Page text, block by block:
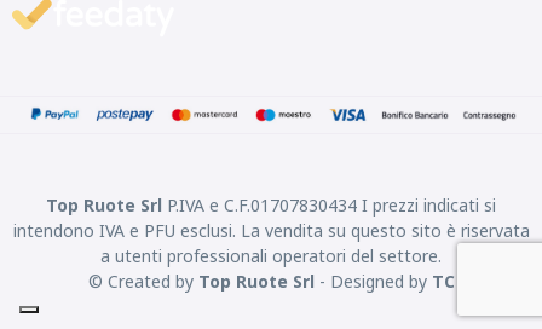
Top Ruote Srl P.IVA e C.F.01707830434 I prezzi indicati si
intendono IVA e PFU esclusi. La vendita su questo sito è riservata
a utenti professionali operatori del settore.
© Created by Top Ruote Srl - Designed by TC